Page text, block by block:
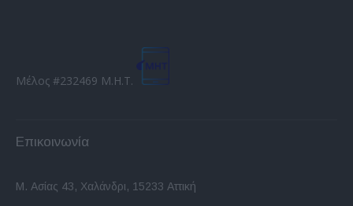
Μέλος #232469 Μ.Η.Τ.
Επικοινωνία
Μ. Ασίας 43, Χαλάνδρι, 15233 Αττική